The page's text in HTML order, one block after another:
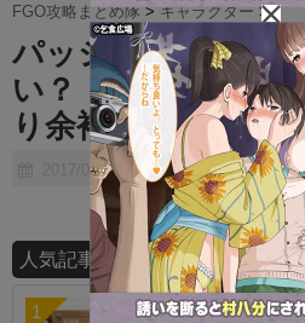
FGO攻略まとめ隊 >キャラクター >
パッションリップ
い？ ⇒ リップは
り余裕で強いぞｗ
2017/07/07
人気記事ランキング